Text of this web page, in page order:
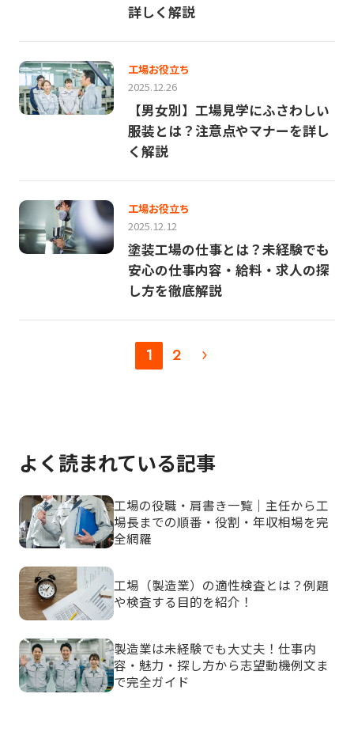
詳しく解説
工場お役立ち
2025.12.26
【男女別】工場見学にふさわしい
服装とは？注意点やマナーを詳し
く解説
工場お役立ち
2025.12.12
塗装工場の仕事とは？未経験でも
安心の仕事内容・給料・求人の探
し方を徹底解説
1 2
よく読まれている記事
工場の役職・肩書き一覧｜主任から工
場長までの順番・役割・年収相場を完
全網羅
工場（製造業）の適性検査とは？例題
や検査する目的を紹介！
製造業は未経験でも大丈夫！仕事内
容・魅力・探し方から志望動機例文ま
で完全ガイド